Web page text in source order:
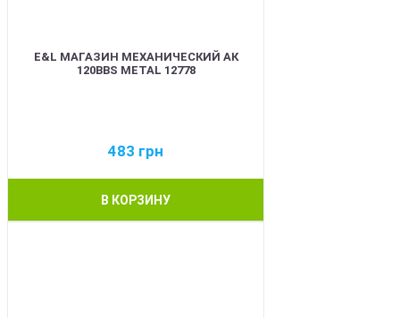
E&L МАГАЗИН МЕХАНИЧЕСКИЙ АК
120BBS METAL 12778
483 грн
В КОРЗИНУ